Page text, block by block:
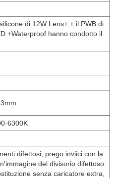
di 12W Lens+ + il PWB di
+Waterproof hanno condotto il
6300K
difettosi, prego inviici con la
del divisorio difettoso.
senza caricatore extra,